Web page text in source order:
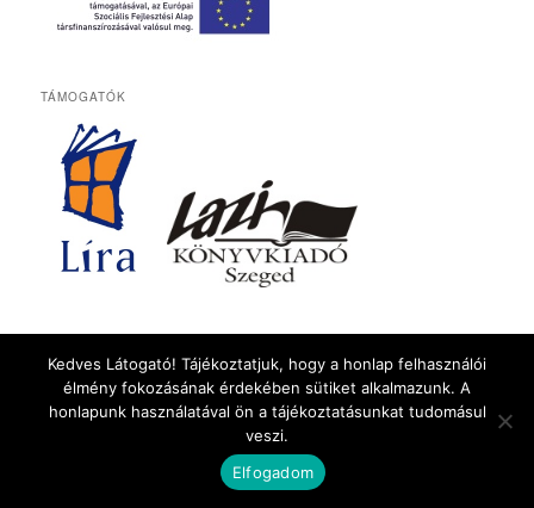
TÁMOGATÓK
Bejelentkezés
Köszönjük WordPress! |Fordítás:DjZoNe
Kedves Látogató! Tájékoztatjuk, hogy a honlap felhasználói
élmény fokozásának érdekében sütiket alkalmazunk. A
honlapunk használatával ön a tájékoztatásunkat tudomásul
veszi.
Elfogadom